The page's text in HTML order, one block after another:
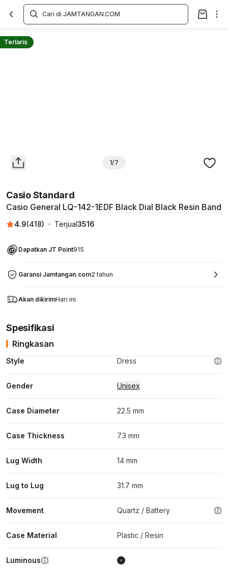
Terlaris
1/7
Casio Standard
Casio General LQ-142-1EDF Black Dial Black Resin Band
4.9(418) Terjual3516
Dapatkan JT Point915
Garansi Jamtangan.com2 tahun
Akan dikirimHari ini
Overview
Spesifikasi
Ringkasan
Style Dress
Gender Unisex
Case Diameter 22.5 mm
Case Thickness 7.3 mm
Lug Width 14 mm
Lug to Lug 31.7 mm
Movement Quartz / Battery
Case Material Plastic / Resin
Luminous